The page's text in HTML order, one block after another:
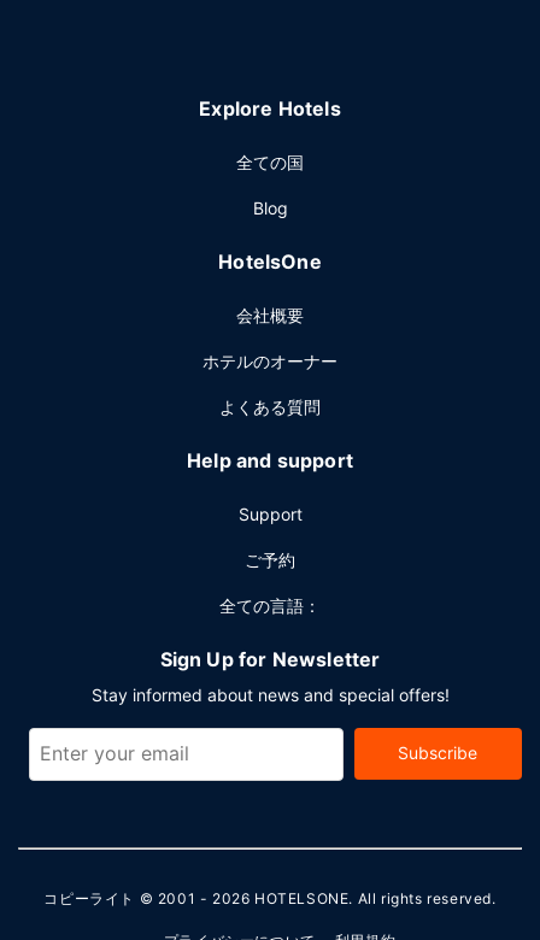
用いただけます。1 日の終わりは、バー / ラウンジで 1 杯飲
までお召し上がりいただけます (有料)。
エクスプレス チェックアウトをお使いいただけます。フリー
議スペース、会議室など総面積 50 平方メートル (538 平方
はセルフパーキング (有料) が備わっています。
Explore Hotels
全ての国
Blog
HotelsOne
会社概要
ホテルのオーナー
よくある質問
Help and support
Support
ご予約
全ての言語：
Sign Up for Newsletter
Stay informed about news and special offers!
Subscribe
コピーライト © 2001 - 2026 HOTELSONE. All rights reserved.